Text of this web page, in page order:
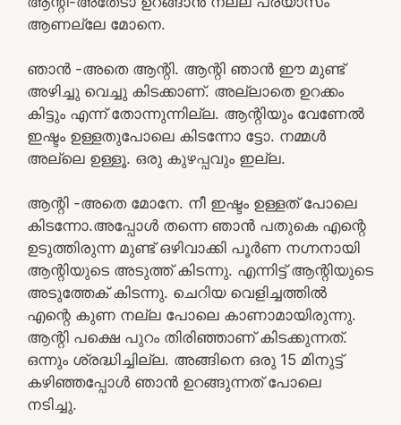
ആണല്ലേ മോനെ.
ഞാൻ -അതെ ആന്റി. ആന്റി ഞാൻ ഈ മുണ്ട്
അഴിച്ചു വെച്ചു കിടക്കാണ്. അല്ലാതെ ഉറക്കം
കിട്ടും എന്ന് തോന്നുന്നില്ല. ആന്റിയും വേണേൽ
ഇഷ്ടം ഉള്ളതുപോലെ കിടന്നോ ട്ടോ. നമ്മൾ
അല്ലെ ഉള്ളൂ. ഒരു കുഴപ്പവും ഇല്ല.
ആന്റി -അതെ മോനേ. നീ ഇഷ്ടം ഉള്ളത് പോലെ
കിടന്നോ.അപ്പോൾ തന്നെ ഞാൻ പതുകെ എന്റെ
ഉടുത്തിരുന്ന മുണ്ട് ഒഴിവാക്കി പൂർണ നഗ്നനായി
ആന്റിയുടെ അടുത്ത് കിടന്നു. എന്നിട്ട് ആന്റിയുടെ
അടുത്തേക് കിടന്നു. ചെറിയ വെളിച്ചത്തിൽ
എന്റെ കുണ നല്ല പോലെ കാണാമായിരുന്നു.
ആന്റി പക്ഷെ പുറം തിരിഞ്ഞാണ് കിടക്കുന്നത്.
ഒന്നും ശ്രദ്ധിച്ചില്ല. അങ്ങിനെ ഒരു 15 മിനുട്ട്
കഴിഞ്ഞപ്പോൾ ഞാൻ ഉറങ്ങുന്നത് പോലെ
നടിച്ചു.